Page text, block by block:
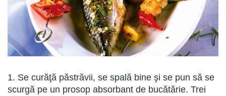
1. Se curăţă păstrăvii, se spală bine şi se pun să se
scurgă pe un prosop absorbant de bucătărie. Trei